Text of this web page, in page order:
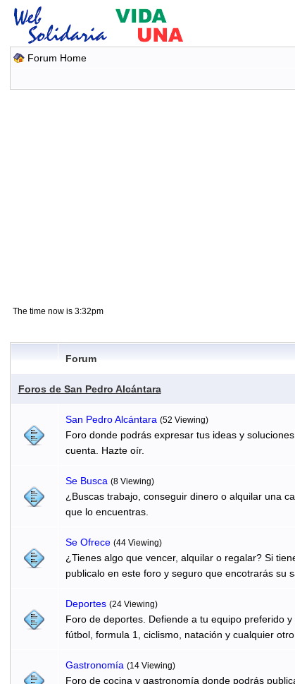
Forum Home
The time now is 3:32pm
Forum
Foros de San Pedro Alcántara
San Pedro Alcántara (52 Viewing)
Foro donde podrás expresar tus ideas y
cuenta. Hazte oír.
Se Busca (8 Viewing)
¿Buscas trabajo, conseguir dinero o alquilar una
que lo encuentras.
Se Ofrece (44 Viewing)
¿Tienes algo que vencer, alquilar o regalar? Si
publicalo en este foro y seguro que encotrarás su
Deportes (24 Viewing)
Foro de deportes. Defiende a tu equipo preferido
fútbol, formula 1, ciclismo, natación y cualquier
Gastronomí­a (14 Viewing)
Foro de cocina y gastronomía donde podrás